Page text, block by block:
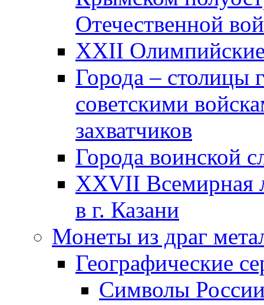
Отечественной
XXII
Города – столицы
советскими
захватчиков
Города воинской
XXVII Всемирная
в г. Казани
Монеты из драг
Географические
Символы